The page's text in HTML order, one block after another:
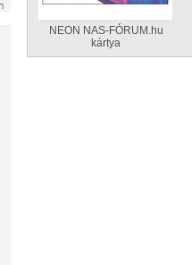
NEON NAS-FÓRUM.hu
kártya